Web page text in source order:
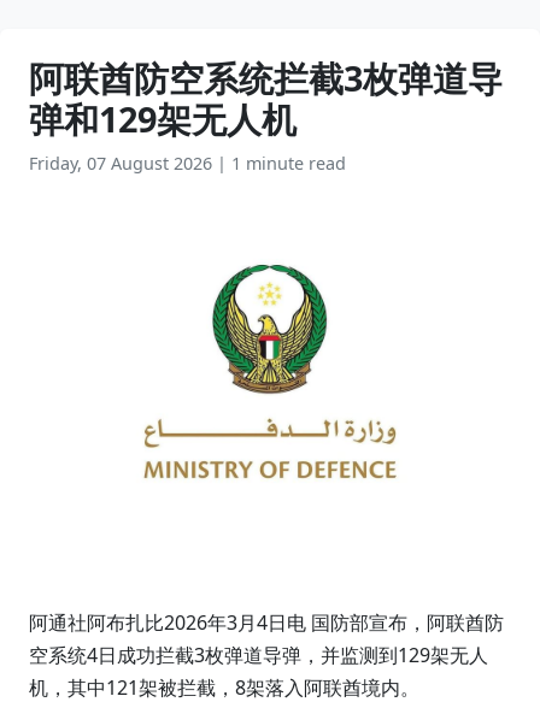
阿联酋防空系统拦截3枚弹道导
弹和129架无人机
Friday, 07 August 2026 | 1 minute read
阿通社阿布扎比2026年3月4日电 国防部宣布，阿联酋防
空系统4日成功拦截3枚弹道导弹，并监测到129架无人
机，其中121架被拦截，8架落入阿联酋境内。